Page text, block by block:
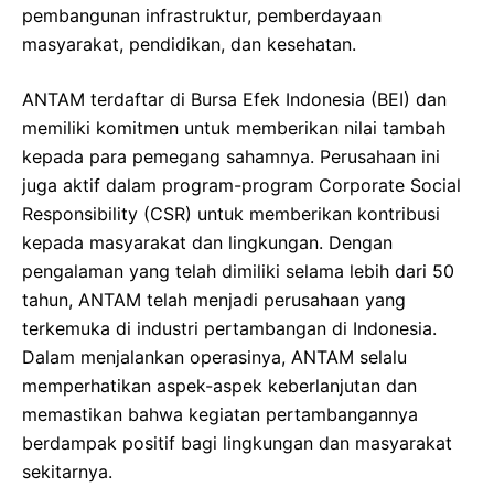
pembangunan infrastruktur, pemberdayaan
masyarakat, pendidikan, dan kesehatan.
ANTAM terdaftar di Bursa Efek Indonesia (BEI) dan
memiliki komitmen untuk memberikan nilai tambah
kepada para pemegang sahamnya. Perusahaan ini
juga aktif dalam program-program Corporate Social
Responsibility (CSR) untuk memberikan kontribusi
kepada masyarakat dan lingkungan. Dengan
pengalaman yang telah dimiliki selama lebih dari 50
tahun, ANTAM telah menjadi perusahaan yang
terkemuka di industri pertambangan di Indonesia.
Dalam menjalankan operasinya, ANTAM selalu
memperhatikan aspek-aspek keberlanjutan dan
memastikan bahwa kegiatan pertambangannya
berdampak positif bagi lingkungan dan masyarakat
sekitarnya.